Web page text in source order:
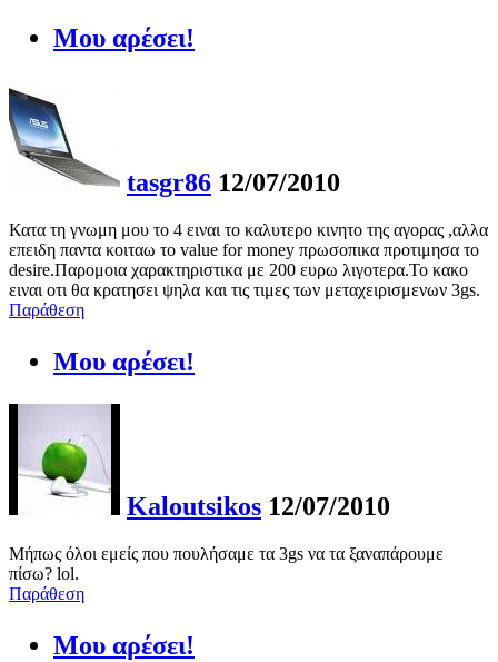
Μου αρέσει!
tasgr86 12/07/2010
Κατα τη γνωμη μου το 4 ειναι το καλυτερο κινητο της αγορας ,αλλα
επειδη παντα κοιταω το value for money πρωσοπικα προτιμησα το
desire.Παρομοια χαρακτηριστικα με 200 ευρω λιγοτερα.Το κακο
ειναι οτι θα κρατησει ψηλα και τις τιμες των μεταχειρισμενων 3gs.
Παράθεση
Μου αρέσει!
Kaloutsikos 12/07/2010
Μήπως όλοι εμείς που πουλήσαμε τα 3gs να τα ξαναπάρουμε
πίσω? lol.
Παράθεση
Μου αρέσει!